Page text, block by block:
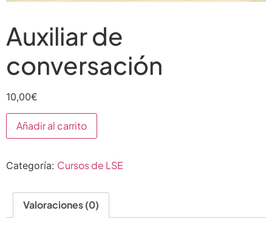
Auxiliar de
conversación
10,00€
Añadir al carrito
Categoría: Cursos de LSE
Valoraciones (0)